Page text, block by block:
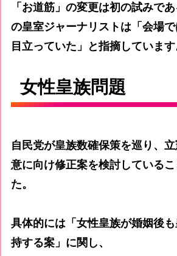
「お道筋」の変更は初の試みで
の皇室ジャーナリストは「会場
目立っていた」と指摘しています
女性皇族問題
自民党が皇族数確保策を巡り、
意に向け修正案を検討している
た。
具体的には「女性皇族が婚姻後
持する案」に関し、